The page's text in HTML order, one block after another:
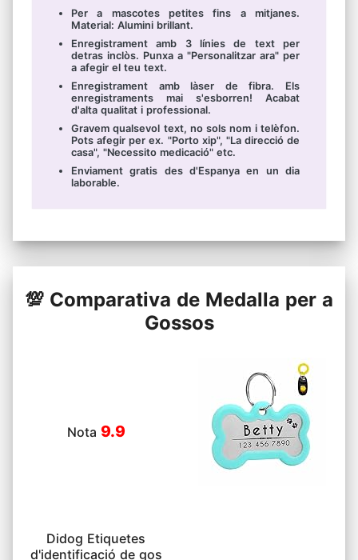
Per a mascotes petites fins a mitjanes.
Material: Alumini brillant.
Enregistrament amb 3 línies de text per
detras inclòs. Punxa a "Personalitzar ara" per
a afegir el teu text.
Enregistrament amb làser de fibra. Els
enregistraments mai s'esborren! Acabat
d'alta qualitat i professional.
Gravem qualsevol text, no sols nom i telèfon.
Pots afegir per ex. "Porto xip", "La direcció de
casa", "Necessito medicació" etc.
Enviament gratis des d'Espanya en un dia
laborable.
💯 Comparativa de Medalla per a
Gossos
Nota 9.9
Didog Etiquetes
d'identificació de gos